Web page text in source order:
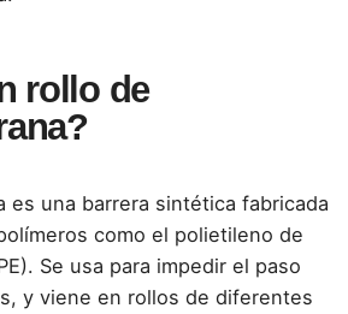
rollo de
es una barrera sintética fabricada
como el polietileno de
Se usa para impedir el paso
y viene en rollos de diferentes